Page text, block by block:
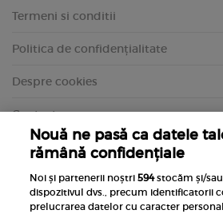
Termeni si conditii
Politica de confidențialitate
Despre cookies
Contact
Nouă ne pasă ca datele
rămână confidențiale
Noi și partenerii noștri594stocăm și/
dispozitivul dvs., precum identificatorii
prelucrarea datelor cu caracter